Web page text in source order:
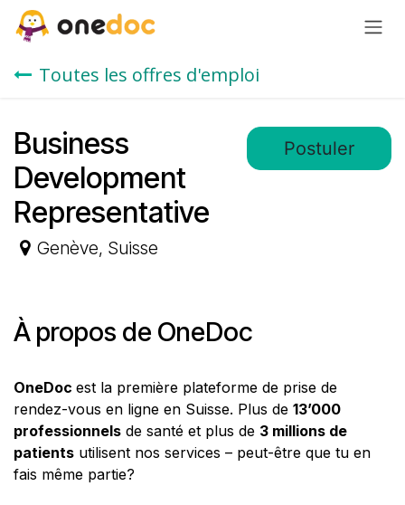
Se rendre au contenu
Toutes les offres d'emploi
Postuler
Business
Development
Representative
Genève, Suisse
À propos de OneDoc
OneDoc est la première plateforme de prise de
rendez-vous en ligne en Suisse. Plus de 13’000
professionnels de santé et plus de 3 millions de
patients utilisent nos services – peut-être que tu en
fais même partie?